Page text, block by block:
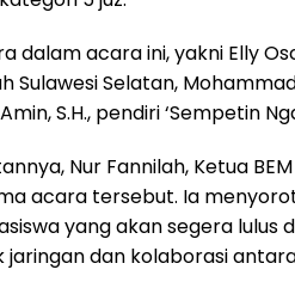
dalam acara ini, yakni Elly
Sulawesi Selatan,
S.H., pendiri ‘Sempetin
Nur Fannilah, Ketua
acara tersebut. Ia
yang akan segera lulus
dan kolaborasi